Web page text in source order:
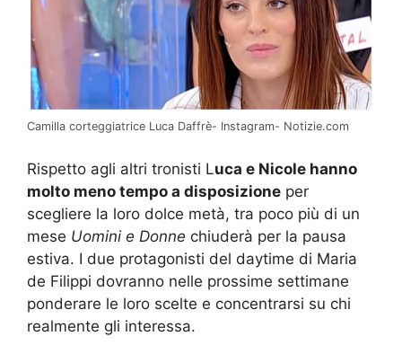
Camilla corteggiatrice Luca Daffrè- Instagram- Notizie.com
Rispetto agli altri tronisti Luca e Nicole hanno
molto meno tempo a disposizione per
scegliere la loro dolce metà, tra poco più di un
mese Uomini e Donne chiuderà per la pausa
estiva. I due protagonisti del daytime di Maria
de Filippi dovranno nelle prossime settimane
ponderare le loro scelte e concentrarsi su chi
realmente gli interessa.